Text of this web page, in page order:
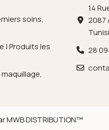
soins,
| Produits les
14
2087
28
DISTRIBUTION™